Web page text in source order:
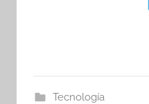
Tecnología